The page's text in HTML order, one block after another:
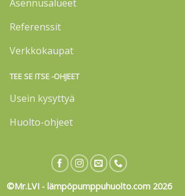
Asennusalueet
Referenssit
Verkkokaupat
TEE SE ITSE -OHJEET
Usein kysyttyä
Huolto-ohjeet
©Mr.LVI - lämpöpumppuhuolto.com 2026